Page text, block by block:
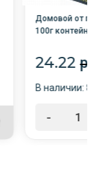
Домовой от
100г
24.22 p
В наличии:
-